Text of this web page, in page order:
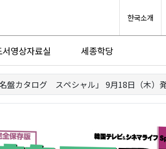
한국소개
서영상자료실 세종학당
名盤カタログ スペシャル」 9月18日（木）